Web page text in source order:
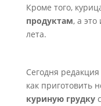
Кроме того,
продуктам, а
лета.
Сегодня редакция
как приготовить
куриную грудку